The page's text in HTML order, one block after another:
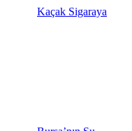
Kaçak Sigaraya